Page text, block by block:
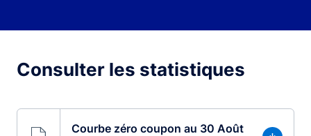
Consulter les statistiques
Courbe zéro coupon au 30 Août